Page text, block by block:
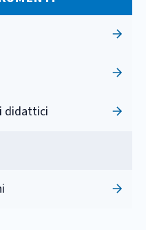
didattici